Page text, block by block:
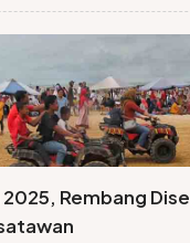
Rembang